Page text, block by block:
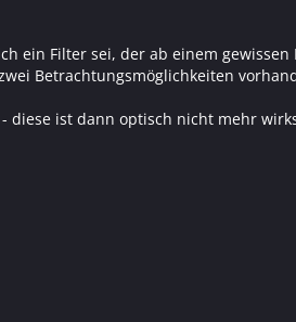
ein Filter sei, der ab einem
Betrachtungsmöglichkeiten
ist dann optisch nicht mehr